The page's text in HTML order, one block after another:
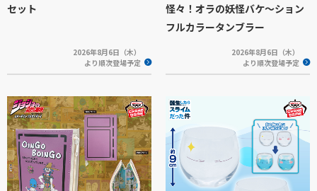
セット
2026年8月6日（木）
より順次登場予定
怪々！オラの妖怪バケ～ション
フルカラータンブラー
2026年8月6日（木）
より順次登場予定